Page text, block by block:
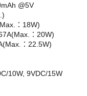
@5V
：18W)
：20W)
：22.5W)
10W, 9VDC/15W